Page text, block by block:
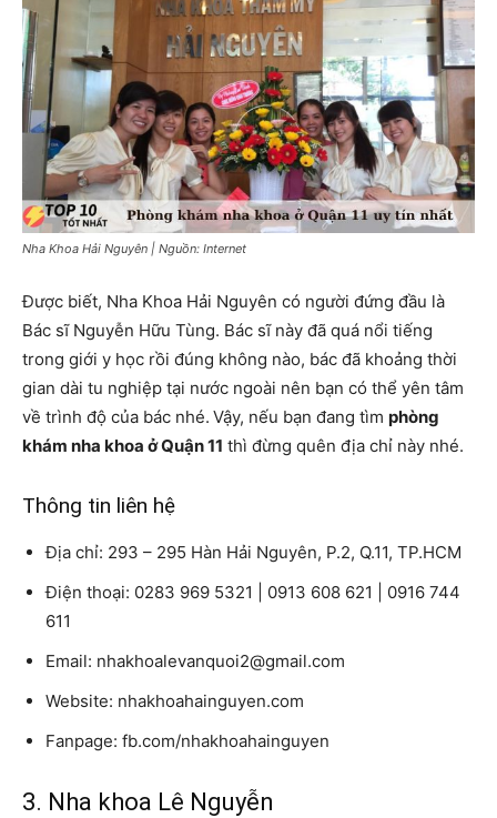
Nha Khoa Hải Nguyên | Nguồn: Internet
Được biết, Nha Khoa Hải Nguyên có người đứng đầu là
Bác sĩ Nguyễn Hữu Tùng. Bác sĩ này đã quá nổi tiếng
trong giới y học rồi đúng không nào, bác đã khoảng thời
gian dài tu nghiệp tại nước ngoài nên bạn có thể yên tâm
về trình độ của bác nhé. Vậy, nếu bạn đang tìm phòng
khám nha khoa ở Quận 11 thì đừng quên địa chỉ này nhé.
Thông tin liên hệ
Địa chỉ: 293 – 295 Hàn Hải Nguyên, P.2, Q.11, TP.HCM
Điện thoại: 0283 969 5321 | 0913 608 621 | 0916 744
611
Email: nhakhoalevanquoi2@gmail.com
Website: nhakhoahainguyen.com
Fanpage: fb.com/nhakhoahainguyen
3. Nha khoa Lê Nguyễn